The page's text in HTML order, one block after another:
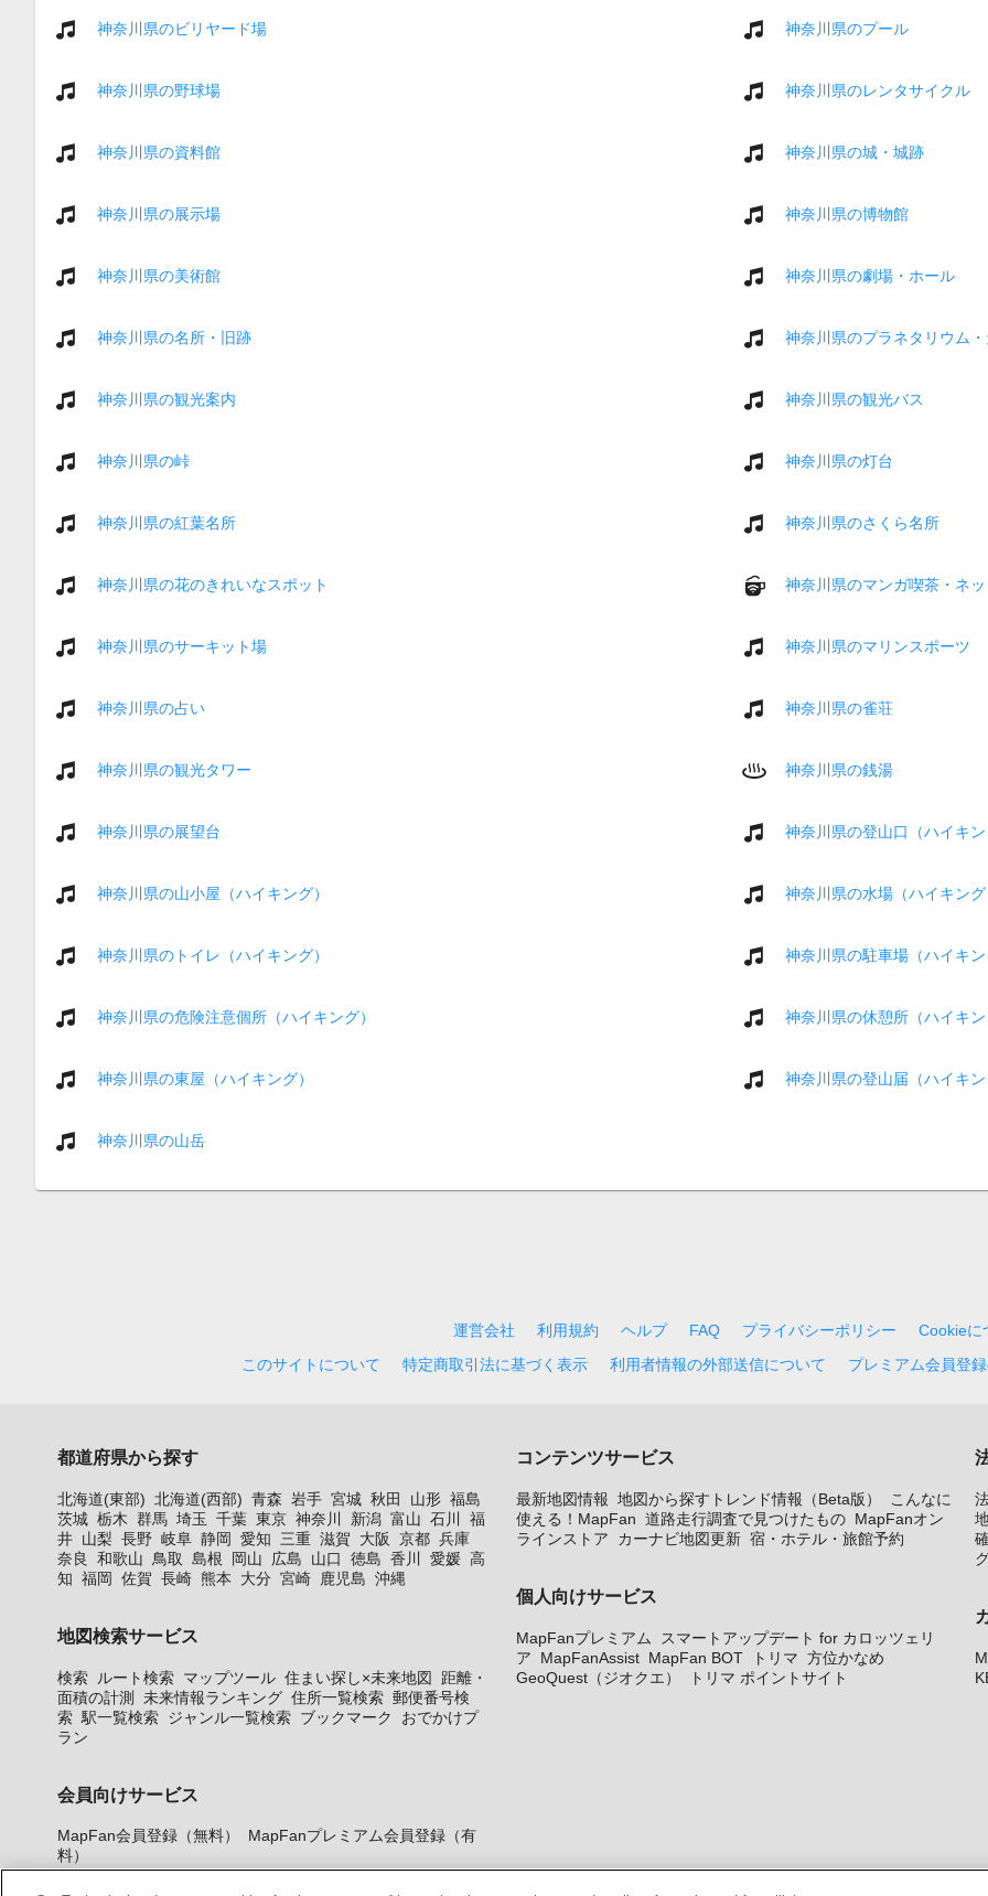
神奈川県のビリヤード場 神奈川県のプール
神奈川県の野球場 神奈川県のレンタサイクル
神奈川県の資料館 神奈川県の城・城跡
神奈川県の展示場 神奈川県の博物館
神奈川県の美術館 神奈川県の劇場・ホール
神奈川県の名所・旧跡 神奈川県のプラネタリウム
神奈川県の観光案内 神奈川県の観光バス
神奈川県の峠 神奈川県の灯台
神奈川県の紅葉名所 神奈川県のさくら名所
神奈川県の花のきれいなスポット 神奈川県のマンガ喫茶・ネッ
神奈川県のサーキット場 神奈川県のマリンスポーツ
神奈川県の占い 神奈川県の雀荘
神奈川県の観光タワー 神奈川県の銭湯
神奈川県の展望台 神奈川県の登山口（ハイキン
神奈川県の山小屋（ハイキング） 神奈川県の水場（ハイキング
神奈川県のトイレ（ハイキング） 神奈川県の駐車場（ハイキン
神奈川県の危険注意個所（ハイキング） 神奈川県の休憩所（ハイキン
神奈川県の東屋（ハイキング） 神奈川県の登山届（ハイキン
神奈川県の山岳
運営会社 利用規約 ヘルプ FAQ プライバシーポリシー
Cookieに
このサイトについて
特定商取引法に基づく表示 利用者情報の外部送信について プレミアム会員登
都道府県から探す
北海道(東部) 北海道(西部) 青森 岩手 宮城 秋田 山形 福島
茨城 栃木 群馬 埼玉 千葉 東京 神奈川 新潟 富山 石川
福
井 山梨 長野 岐阜 静岡 愛知 三重 滋賀 大阪 京都 兵庫
奈良
和歌山 鳥取 島根 岡山 広島 山口 徳島 香川 愛媛 高
知 福岡 佐賀 長崎 熊本 大分 宮崎 鹿児島 沖縄
地図検索サービス
検索 ルート検索 マップツール 住まい探し×未来地図
距離・
面積の計測 未来情報ランキング 住所一覧検索 郵便番号検
索 駅一覧検索 ジャンル一覧検索 ブックマーク
おでかけプ
ラン
会員向けサービス
MapFan会員登録（無料）
MapFanプレミアム会員登録（有
料）
コンテンツサービス
最新地図情報 地図から探すトレンド情報（Beta版）
こんなに
使える！MapFan 道路走行調査で見つけたもの MapFanオン
ラインストア
カーナビ地図更新 宿・ホテル・旅館予約
個人向けサービス
MapFanプレミアム
スマートアップデート for カロッツェリ
ア
MapFanAssist MapFan BOT トリマ 方位かなめ
GeoQuest（ジオクエ）
トリマ ポイントサイト